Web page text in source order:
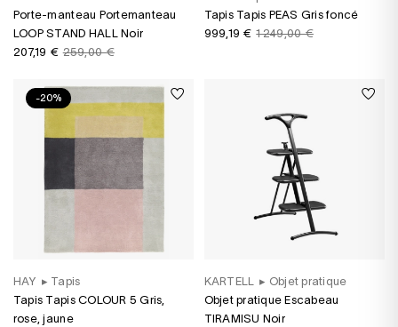
Porte-manteau Portemanteau
LOOP STAND HALL Noir
207,19 € 259,00 €
Tapis Tapis PEAS Gris foncé
999,19 € 1 249,00 €
-20%
HAY ▸ Tapis
Tapis Tapis COLOUR 5 Gris,
rose, jaune
KARTELL ▸ Objet pratique
Objet pratique Escabeau
TIRAMISU Noir